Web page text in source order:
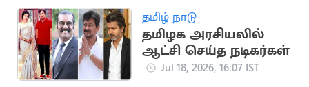
ஏலம்
தமிழ் நாடு
தமிழக அரசியலில்
ஆட்சி செய்த நடிகர்கள்
Jul 18, 2026, 16:07 IST